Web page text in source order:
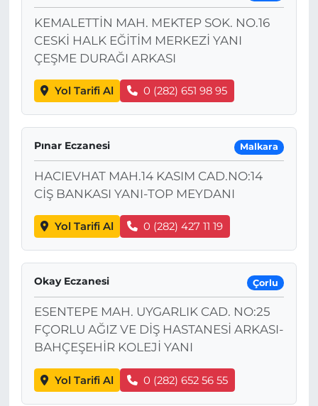
KEMALETTİN MAH. MEKTEP SOK. NO.16
CESKİ HALK EĞİTİM MERKEZİ YANI
ÇEŞME DURAĞI ARKASI
Yol Tarifi Al 0 (282) 651 98 95
Pınar Eczanesi Malkara
HACIEVHAT MAH.14 KASIM CAD.NO:14
CİŞ BANKASI YANI-TOP MEYDANI
Yol Tarifi Al 0 (282) 427 11 19
Okay Eczanesi Çorlu
ESENTEPE MAH. UYGARLIK CAD. NO:25
FÇORLU AĞIZ VE DİŞ HASTANESİ ARKASI-
BAHÇEŞEHİR KOLEJİ YANI
Yol Tarifi Al 0 (282) 652 56 55